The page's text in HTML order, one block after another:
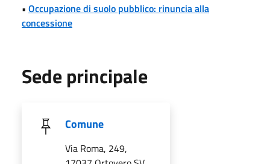
• Occupazione di suolo pubblico: rinuncia alla
concessione
Sede principale
Comune
Via Roma, 249,